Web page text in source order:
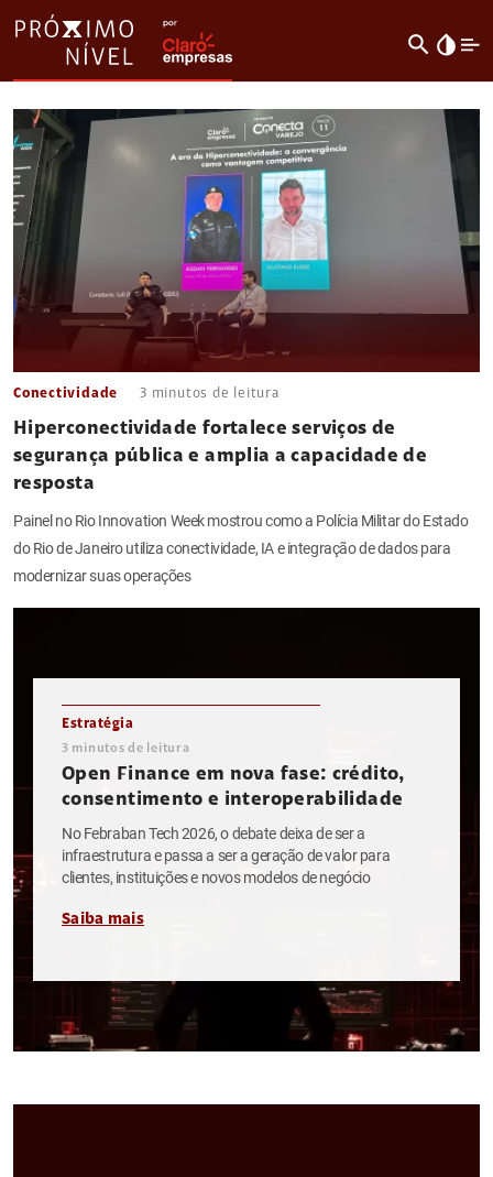
search invert_colors
Conectividade 3 minutos de leitura
Hiperconectividade fortalece serviços de
segurança pública e amplia a capacidade de
resposta
Painel no Rio Innovation Week mostrou como a Polícia Militar do Estado
do Rio de Janeiro utiliza conectividade, IA e integração de dados para
modernizar suas operações
Estratégia
3 minutos de leitura
Open Finance em nova fase: crédito,
consentimento e interoperabilidade
No Febraban Tech 2026, o debate deixa de ser a
infraestrutura e passa a ser a geração de valor para
clientes, instituições e novos modelos de negócio
Saiba mais